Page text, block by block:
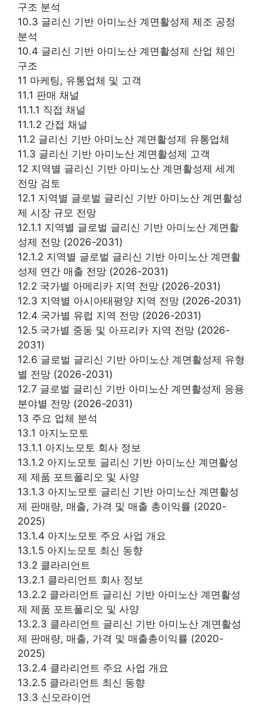
구조 분석
10.3 글리신 기반 아미노산 계면활성제 제조 공정
분석
10.4 글리신 기반 아미노산 계면활성제 산업 체인
구조
11 마케팅, 유통업체 및 고객
11.1 판매 채널
11.1.1 직접 채널
11.1.2 간접 채널
11.2 글리신 기반 아미노산 계면활성제 유통업체
11.3 글리신 기반 아미노산 계면활성제 고객
12 지역별 글리신 기반 아미노산 계면활성제 세계
전망 검토
12.1 지역별 글로벌 글리신 기반 아미노산 계면활성
제 시장 규모 전망
12.1.1 지역별 글로벌 글리신 기반 아미노산 계면활
성제 전망 (2026-2031)
12.1.2 지역별 글로벌 글리신 기반 아미노산 계면활
성제 연간 매출 전망 (2026-2031)
12.2 국가별 아메리카 지역 전망 (2026-2031)
12.3 지역별 아시아태평양 지역 전망 (2026-2031)
12.4 국가별 유럽 지역 전망 (2026-2031)
12.5 국가별 중동 및 아프리카 지역 전망 (2026-
2031)
12.6 글로벌 글리신 기반 아미노산 계면활성제 유형
별 전망 (2026-2031)
12.7 글로벌 글리신 기반 아미노산 계면활성제 응용
분야별 전망 (2026-2031)
13 주요 업체 분석
13.1 아지노모토
13.1.1 아지노모토 회사 정보
13.1.2 아지노모토 글리신 기반 아미노산 계면활성
제 제품 포트폴리오 및 사양
13.1.3 아지노모토 글리신 기반 아미노산 계면활성
제 판매량, 매출, 가격 및 매출 총이익률 (2020-
2025)
13.1.4 아지노모토 주요 사업 개요
13.1.5 아지노모토 최신 동향
13.2 클라리언트
13.2.1 클라리언트 회사 정보
13.2.2 클라리언트 글리신 기반 아미노산 계면활성
제 제품 포트폴리오 및 사양
13.2.3 클라리언트 글리신 기반 아미노산 계면활성
제 판매량, 매출, 가격 및 매출총이익률 (2020-
2025)
13.2.4 클라리언트 주요 사업 개요
13.2.5 클라리언트 최신 동향
13.3 신오라이언